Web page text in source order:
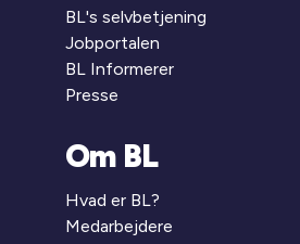
BL's selvbetjening
Jobportalen
BL Informerer
Presse
Om BL
Hvad er BL?
Medarbejdere